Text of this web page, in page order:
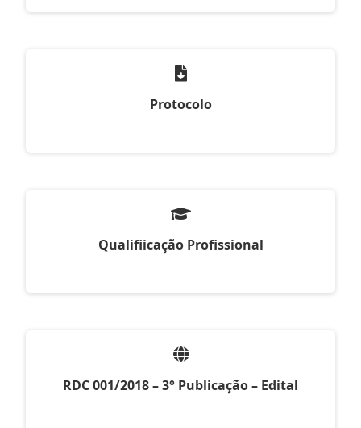
Protocolo
Qualifiicação Profissional
RDC 001/2018 – 3° Publicação – Edital